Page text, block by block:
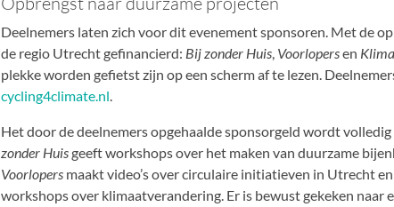
Deelnemers laten zich voor dit evenement sponsoren. Met de
de regio Utrecht gefinancierd: Bij zonder Huis, Voorlopersen
plekke worden gefietst zijn op een scherm af te lezen.
cycling4climate.nl.
Het door de deelnemers opgehaalde sponsorgeld wordt
zonder Huisgeeft workshops over het maken van duurzame
Voorlopersmaakt video’s over circulaire initiatieven in Utrecht en
workshops over klimaatverandering. Er is bewust gekeken naar